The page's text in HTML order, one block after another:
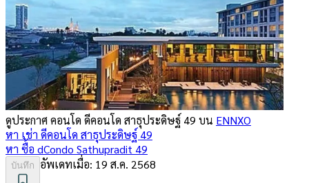
ดูประกาศ คอนโด ดีคอนโด สาธุประดิษฐ์ 49 บน ENNXO
หา เช่า ดีคอนโด สาธุประดิษฐ์ 49
หา ซื้อ dCondo Sathupradit 49
บันทึก อัพเดทเมื่อ: 19 ส.ค. 2568